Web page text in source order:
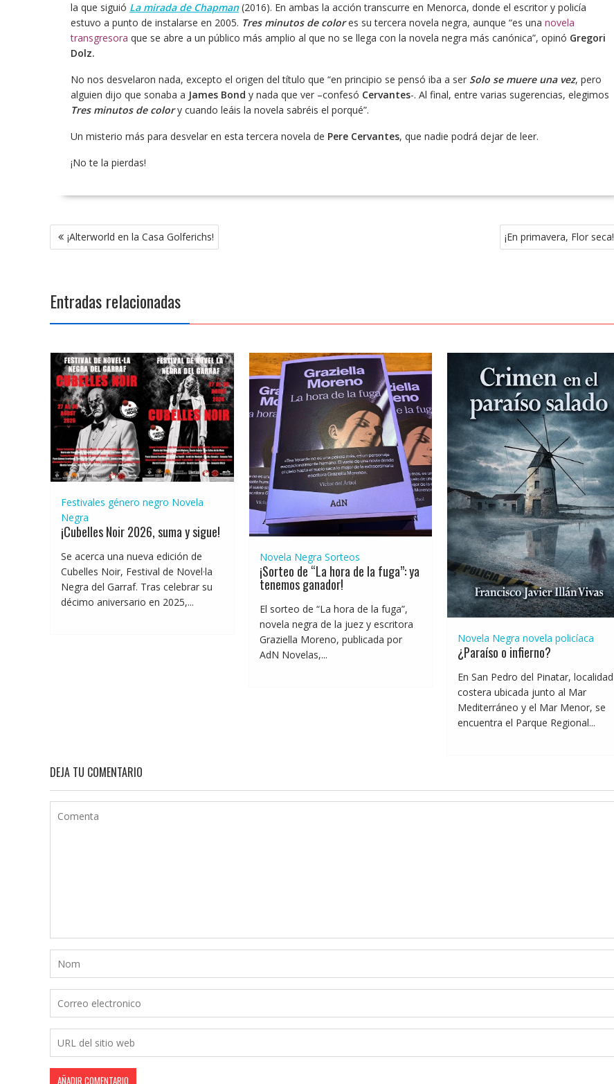
la que siguió La mirada de Chapman (2016). En ambas la acción transcurre en Menorca, donde el escritor y policía
estuvo a punto de instalarse en 2005. Tres minutos de colores su tercera novela negra, aunque “es una novela
transgresora que se abre a un público más amplio al que no se llega con la novela negra más canónica”, opinó Gregori
Dolz.
No nos desvelaron nada, excepto el origen del título que “en principio se pensó iba a ser Solo se muere una vez, pero
alguien dijo que sonaba a James Bond y nada que ver –confesó Cervantes-. Al final, entre varias sugerencias, elegimos
Tres minutos de colory cuando leáis la novela sabréis el porqué”.
Un misterio más para desvelar en esta tercera novela de Pere Cervantes, que nadie podrá dejar de leer.
¡No te la pierdas!
Navegación
de
¡Alterworld en la Casa Golferichs! ¡En primavera, Flor seca!
Entradas relacionadas
Festivales género negro Novela
Negra
¡Cubelles Noir 2026, suma y sigue!
Se acerca una nueva edición de
Cubelles Noir, Festival de Novel·la
Negra del Garraf. Tras celebrar su
décimo aniversario en 2025,...
Novela Negra Sorteos
¡Sorteo de “La hora de la fuga”: ya
tenemos ganador!
El sorteo de “La hora de la fuga”,
novela negra de la juez y escritora
Graziella Moreno, publicada por
AdN Novelas,...
Novela Negra novela policíaca
¿Paraíso o infierno?
En San Pedro del Pinatar, localidad
costera ubicada junto al Mar
Mediterráneo y el Mar Menor, se
encuentra el Parque Regional...
DEJA TU COMENTARIO